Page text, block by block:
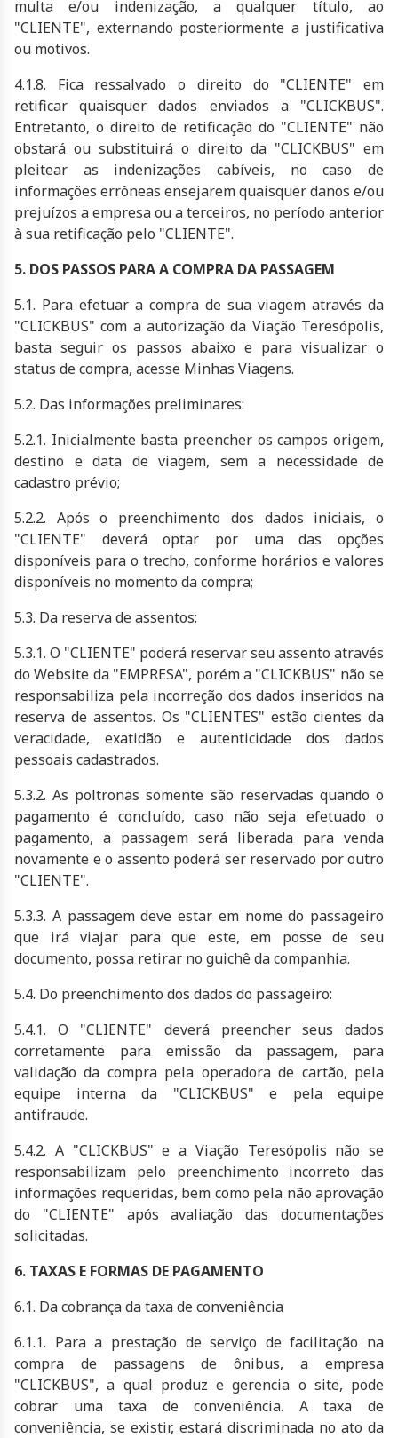
multa e/ou indenização, a qualquer título, ao
"CLIENTE", externando posteriormente a justificativa
ou motivos.
4.1.8. Fica ressalvado o direito do "CLIENTE" em
retificar quaisquer dados enviados a "CLICKBUS".
Entretanto, o direito de retificação do "CLIENTE" não
obstará ou substituirá o direito da "CLICKBUS" em
pleitear as indenizações cabíveis, no caso de
informações errôneas ensejarem quaisquer danos e/ou
prejuízos a empresa ou a terceiros, no período anterior
à sua retificação pelo "CLIENTE".
5. DOS PASSOS PARA A COMPRA DA PASSAGEM
5.1. Para efetuar a compra de sua viagem através da
"CLICKBUS" com a autorização da Viação Teresópolis,
basta seguir os passos abaixo e para visualizar o
status de compra, acesse Minhas Viagens.
5.2. Das informações preliminares:
5.2.1. Inicialmente basta preencher os campos origem,
destino e data de viagem, sem a necessidade de
cadastro prévio;
5.2.2. Após o preenchimento dos dados iniciais, o
"CLIENTE" deverá optar por uma das opções
disponíveis para o trecho, conforme horários e valores
disponíveis no momento da compra;
5.3. Da reserva de assentos:
5.3.1. O "CLIENTE" poderá reservar seu assento através
do Website da "EMPRESA", porém a "CLICKBUS" não se
responsabiliza pela incorreção dos dados inseridos na
reserva de assentos. Os "CLIENTES" estão cientes da
veracidade, exatidão e autenticidade dos dados
pessoais cadastrados.
5.3.2. As poltronas somente são reservadas quando o
pagamento é concluído, caso não seja efetuado o
pagamento, a passagem será liberada para venda
novamente e o assento poderá ser reservado por outro
"CLIENTE".
5.3.3. A passagem deve estar em nome do passageiro
que irá viajar para que este, em posse de seu
documento, possa retirar no guichê da companhia.
5.4. Do preenchimento dos dados do passageiro:
5.4.1. O "CLIENTE" deverá preencher seus dados
corretamente para emissão da passagem, para
validação da compra pela operadora de cartão, pela
equipe interna da "CLICKBUS" e pela equipe
antifraude.
5.4.2. A "CLICKBUS" e a Viação Teresópolis não se
responsabilizam pelo preenchimento incorreto das
informações requeridas, bem como pela não aprovação
do "CLIENTE" após avaliação das documentações
solicitadas.
6. TAXAS E FORMAS DE PAGAMENTO
6.1. Da cobrança da taxa de conveniência
6.1.1. Para a prestação de serviço de facilitação na
compra de passagens de ônibus, a empresa
"CLICKBUS", a qual produz e gerencia o site, pode
cobrar uma taxa de conveniência. A taxa de
conveniência, se existir, estará discriminada no ato da